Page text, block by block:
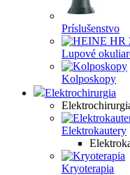
Príslušenstvo
Lupové
Kolposkopy
Elektrochirurgia
Elektrokautery
Kryoterapia